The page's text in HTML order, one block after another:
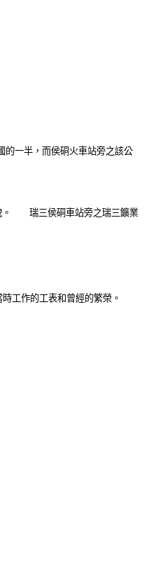
的一半，而侯硐火車站旁之該公
貌。 瑞三侯硐車站旁之瑞三鑛業
工作的工表和曾經的繁榮。